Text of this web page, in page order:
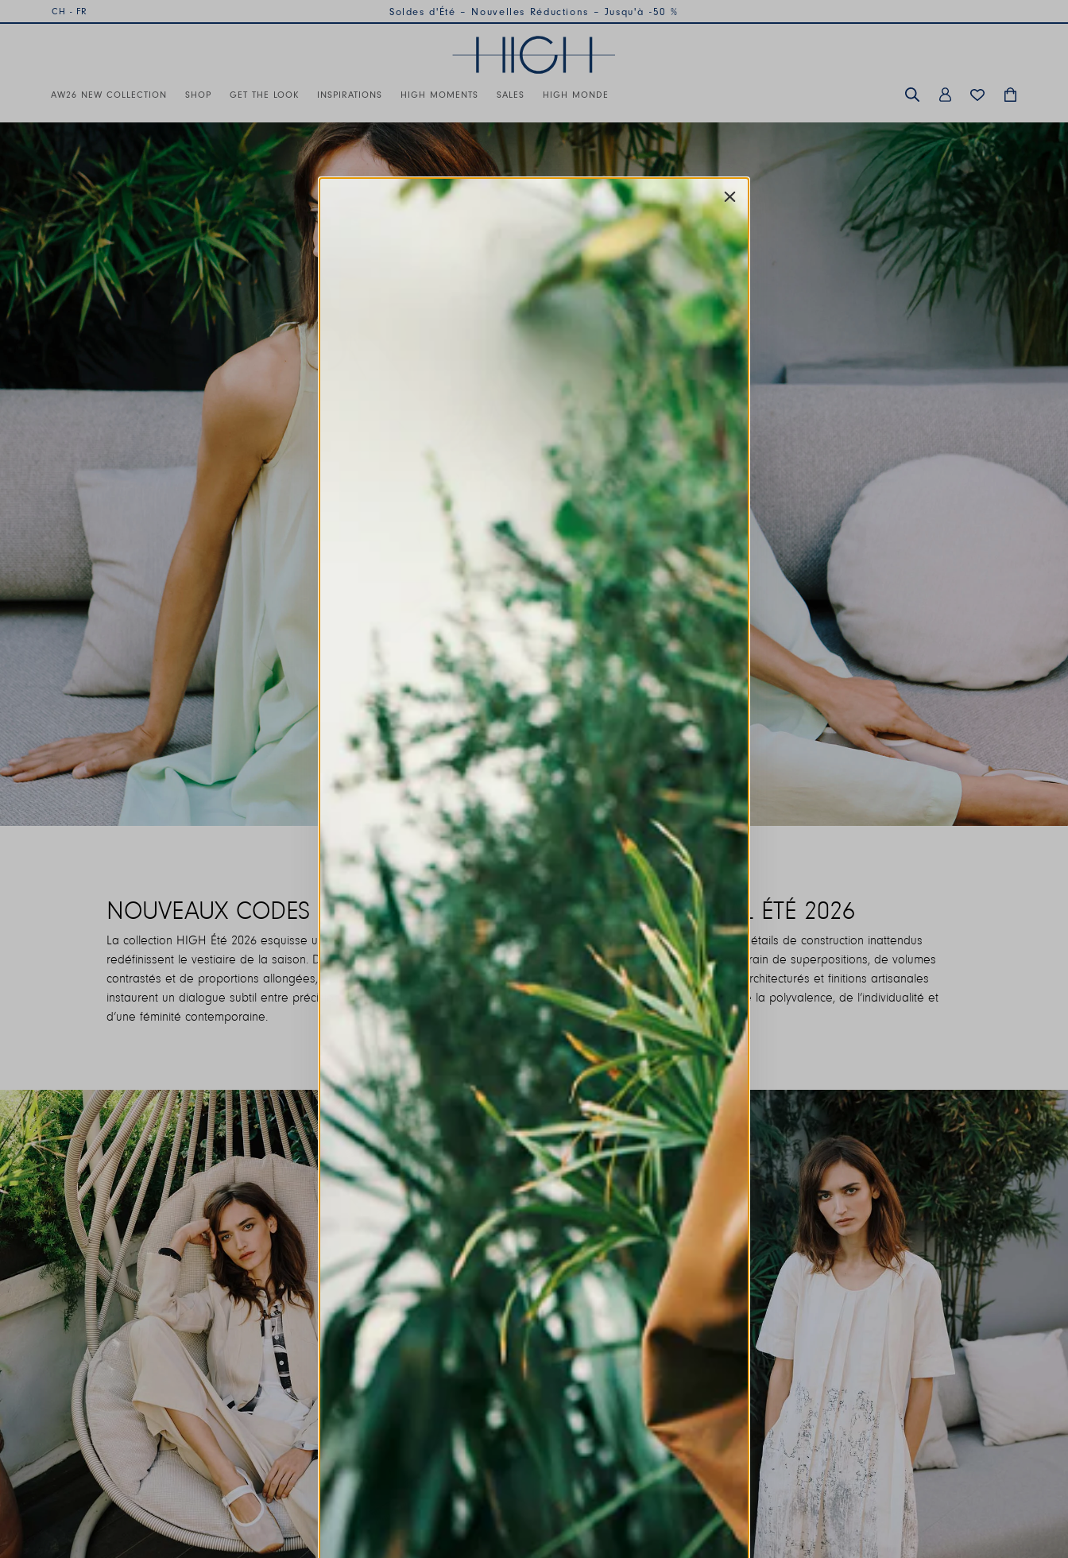
CH - FR Soldes d'Été – Nouvelles Réductions – Jusqu'à -50 %
AW26 NEW COLLECTION SHOP GET THE LOOK INSPIRATIONS HIGH MOMENTS SALES HIGH MONDE
NOUVEAUX CODES DE LA GRAMMAIRE ESTIVALE - ÉDITORIAL ÉTÉ 2026
La collection HIGH Été 2026 esquisse une nouvelle écriture du vêtement, où le tailoring léger, les drapés fluides et les détails de construction inattendus
redéfinissent le vestiaire de la saison. Dans un décor luxuriant baigné de lumière, cet éditorial explore un jeu contemporain de superpositions, de volumes
contrastés et de proportions allongées, pensé pour accompagner le mouvement avec naturel. Structures souples, plis architecturés et finitions artisanales
instaurent un dialogue subtil entre précision et liberté, révélant une grammaire estivale raffinée, placée sous le signe de la polyvalence, de l’individualité et
d’une féminité contemporaine.